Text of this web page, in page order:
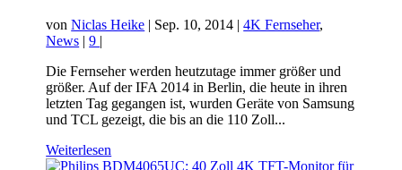
vonNiclas Heike | Sep. 10, 2014 |4K Fernseher,
News |9 |
Die Fernseher werden heutzutage immer größer und
größer. Auf der IFA 2014 in Berlin, die heute in ihren
letzten Tag gegangen ist, wurden Geräte von Samsung
und TCL gezeigt, die bis an die 110 Zoll...
Weiterlesen